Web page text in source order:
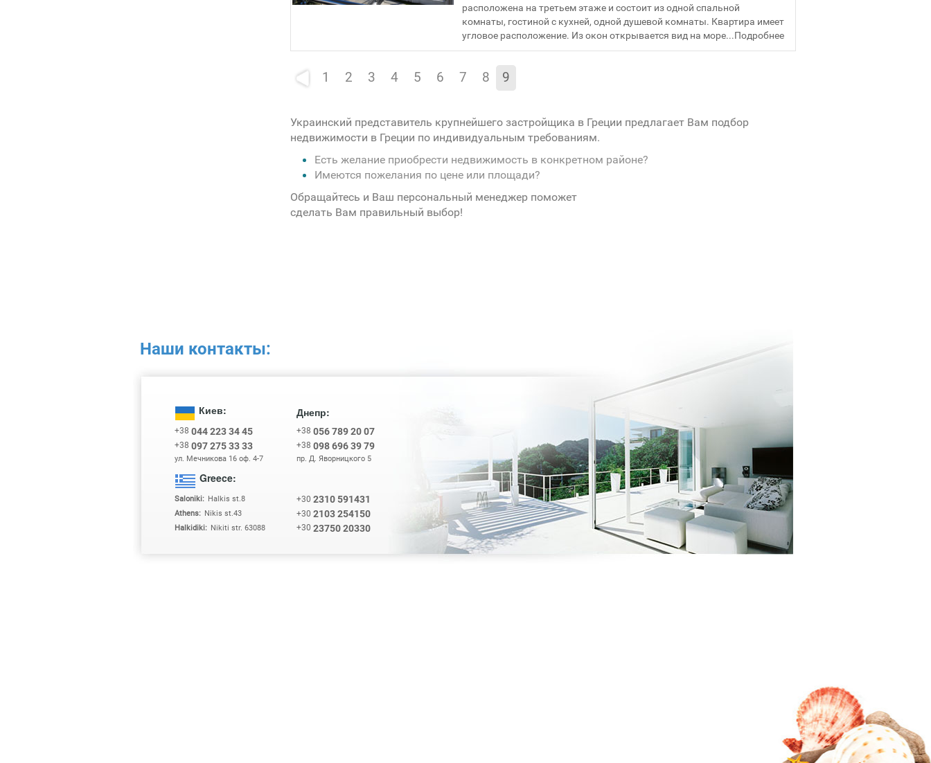
расположена на третьем этаже и состоит из одной спальной
комнаты, гостиной с кухней, одной душевой комнаты. Квартира имеет
угловое расположение. Из окон открывается вид на море...Подробнее
1 2 3 4 5 6 7 8 9
Украинский представитель крупнейшего застройщика в Греции предлагает Вам подбор
недвижимости в Греции по индивидуальным требованиям.
Есть желание приобрести недвижимость в конкретном районе?
Имеются пожелания по цене или площади?
Обращайтесь и Ваш персональный менеджер поможет
сделать Вам правильный выбор!
Наши контакты:
Киев: Днепр:
+38 044 223 34 45 +38 056 789 20 07
+38 097 275 33 33 +38 098 696 39 79
ул. Мечникова 16 оф. 4-7 пр. Д. Яворницкого 5
Greece:
Saloniki: Halkis st.8 +30 2310 591431
Athens: Nikis st.43 +30 2103 254150
Halkidiki: Nikiti str. 63088 +30 23750 20330